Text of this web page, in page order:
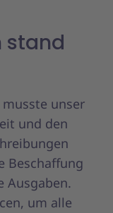
stand
unser
und den
Beschaffung
Ausgaben.
um alle